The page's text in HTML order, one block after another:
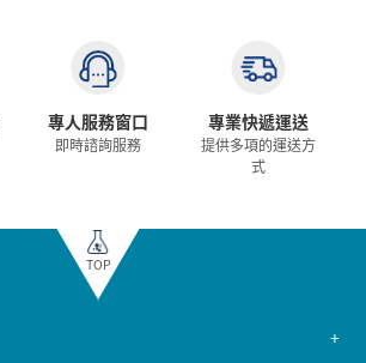
專人服務窗口
即時諮詢服務
專業快遞運送
提供多項的運送方
式
TOP